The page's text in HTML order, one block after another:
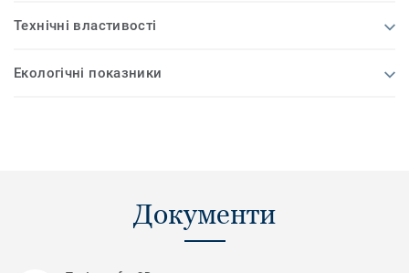
Технічні властивості
Екологічні показники
Документи